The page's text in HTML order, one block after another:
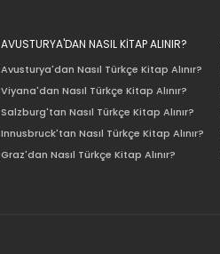
AVUSTURYA'DAN NASIL KİTAP ALINIR?
Avusturya'dan Nasıl Türkçe Kitap Alınır?
Viyana'dan Nasıl Türkçe Kitap Alınır?
Salzburg'tan Nasıl Türkçe Kitap Alınır?
Innusbruck'tan Nasıl Türkçe Kitap Alınır?
Graz'dan Nasıl Türkçe Kitap Alınır?